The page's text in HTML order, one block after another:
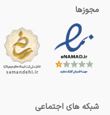
مجوزها
شبکه های اجتماعی